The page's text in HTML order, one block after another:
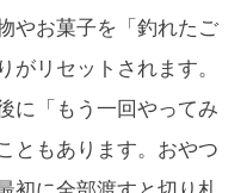
やお菓子を「釣れたご
がリセットされます。
に「もう一回やってみ
ともあります。おやつ